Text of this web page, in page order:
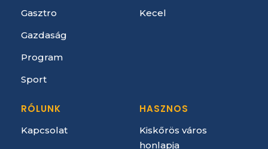
Gasztro
Gazdaság
Program
Sport
Kecel
RÓLUNK
Kapcsolat
HASZNOS
Kiskőrös város
honlapja